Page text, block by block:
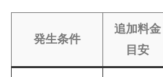
発生条件
追加料金
目安